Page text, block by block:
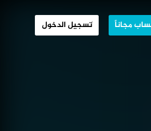
مجاناً تسجيل الدخول
الأثري